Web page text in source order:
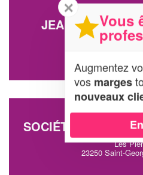
JEAN-YVES
18
SOCIÉTÉ MAISON-
Les
23250 Saint-
✕
Vous
Augmentez
vos marges
nouveaux